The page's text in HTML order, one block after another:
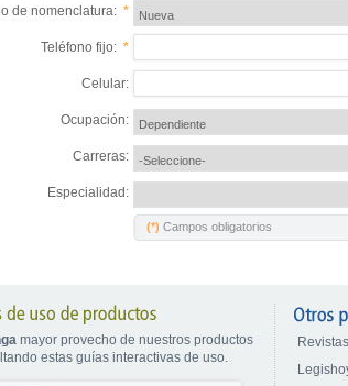
de nomenclatura: *
Teléfono fijo: *
Celular:
Ocupación:
Carreras:
Especialidad:
(*) Campos obligatorios
mayor provecho de nuestros productos
estas guías interactivas de uso.